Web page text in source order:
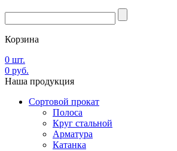
Корзина
0 шт.
0 руб.
Наша продукция
Сортовой прокат
Полоса
Круг стальной
Арматура
Катанка